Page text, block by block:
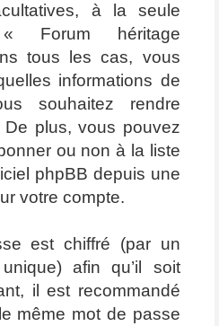
à la seule
Forum héritage
tous les cas, vous
informations de
souhaitez rendre
plus, vous pouvez
ou non à la liste
phpBB depuis une
votre compte.
est chiffré (par un
afin qu’il soit
il est recommandé
même mot de passe